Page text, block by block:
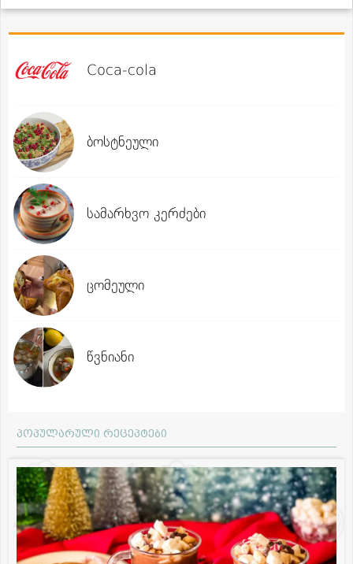
Coca-cola
ბოსტნეული
სამარხვო კერძები
ცომეული
წვნიანი
პოპულარული რეცეპტები